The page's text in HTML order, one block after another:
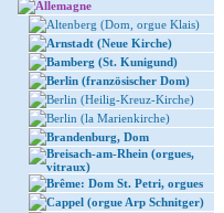
Allemagne
Altenberg (Dom, orgue Klais)
Arnstadt (Neue Kirche)
Bamberg (St. Kunigund)
Berlin (französischer Dom)
Berlin (Heilig-Kreuz-Kirche)
Berlin (la Marienkirche)
Brandenburg, Dom
Breisach-am-Rhein (orgues,
vitraux)
Brême: Dom St. Petri, orgues
Cappel (orgue Arp Schnitger)